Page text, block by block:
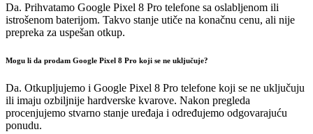
Da. Prihvatamo Google Pixel 8 Pro telefone sa oslabljenom ili
istrošenom baterijom. Takvo stanje utiče na konačnu cenu, ali nije
prepreka za uspešan otkup.
Mogu li da prodam Google Pixel 8 Pro koji se ne uključuje?
Da. Otkupljujemo i Google Pixel 8 Pro telefone koji se ne uključuju
ili imaju ozbiljnije hardverske kvarove. Nakon pregleda
procenjujemo stvarno stanje uređaja i određujemo odgovarajuću
ponudu.